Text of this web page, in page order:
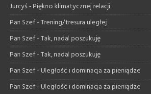
Jurcyś-Piękno klimatycznej relacji
Pan Szef-Trening/tresura uległej
Pan Szef-Tak, nadal poszukuję
Pan Szef-Tak, nadal poszukuję
Pan Szef-Uległość i dominacja za pieniądze
Pan Szef-Uległość i dominacja za pieniądze